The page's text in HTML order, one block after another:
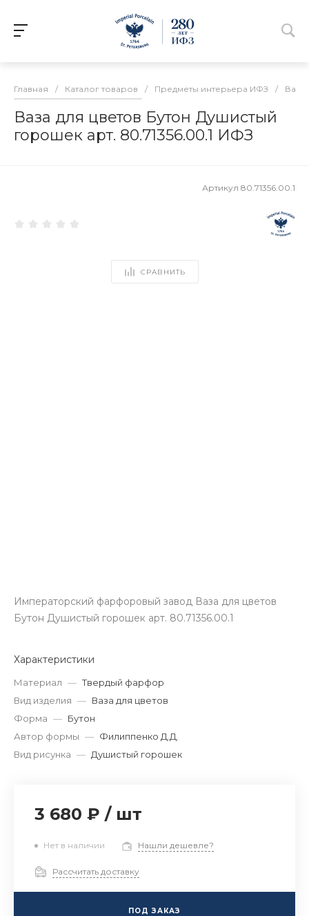
Главная / Каталог товаров / Предметы интерьера ИФЗ /
Ваза для цветов Бутон Душистый
горошек арт. 80.71356.00.1 ИФЗ
Артикул 80.71356.00.1
СРАВНИТЬ
Императорский фарфоровый завод Ваза для цветов
Бутон Душистый горошек арт. 80.71356.00.1
Характеристики
Материал — Твердый фарфор
Вид изделия — Ваза для цветов
Форма — Бутон
Автор формы — Филиппенко Д.Д.
Вид рисунка — Душистый горошек
3 680 ₽ / шт
Нет в наличии Нашли дешевле?
Рассчитать доставку
ПОД ЗАКАЗ